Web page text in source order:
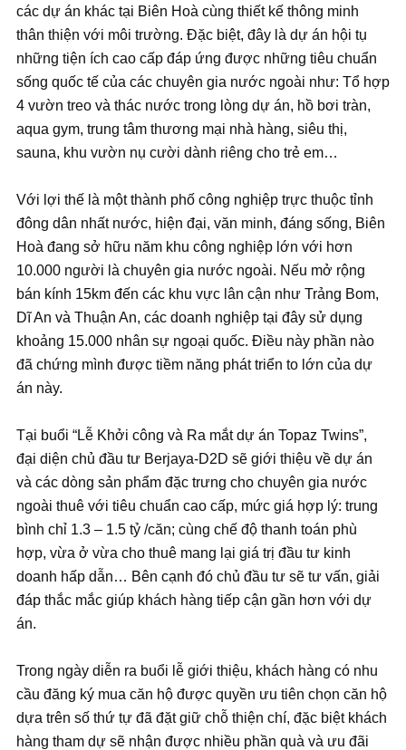
các dự án khác tại Biên Hoà cùng thiết kế thông minh
thân thiện với môi trường. Đặc biệt, đây là dự án hội tụ
những tiện ích cao cấp đáp ứng được những tiêu chuẩn
sống quốc tế của các chuyên gia nước ngoài như: Tổ hợp
4 vườn treo và thác nước trong lòng dự án, hồ bơi tràn,
aqua gym, trung tâm thương mại nhà hàng, siêu thị,
sauna, khu vườn nụ cười dành riêng cho trẻ em…
Với lợi thế là một thành phố công nghiệp trực thuộc tỉnh
đông dân nhất nước, hiện đại, văn minh, đáng sống, Biên
Hoà đang sở hữu năm khu công nghiệp lớn với hơn
10.000 người là chuyên gia nước ngoài. Nếu mở rộng
bán kính 15km đến các khu vực lân cận như Trảng Bom,
Dĩ An và Thuận An, các doanh nghiệp tại đây sử dụng
khoảng 15.000 nhân sự ngoại quốc. Điều này phần nào
đã chứng mình được tiềm năng phát triển to lớn của dự
án này.
Tại buổi “Lễ Khởi công và Ra mắt dự án Topaz Twins”,
đại diện chủ đầu tư Berjaya-D2D sẽ giới thiệu về dự án
và các dòng sản phẩm đặc trưng cho chuyên gia nước
ngoài thuê với tiêu chuẩn cao cấp, mức giá hợp lý: trung
bình chỉ 1.3 – 1.5 tỷ /căn; cùng chế độ thanh toán phù
hợp, vừa ở vừa cho thuê mang lại giá trị đầu tư kinh
doanh hấp dẫn… Bên cạnh đó chủ đầu tư sẽ tư vấn, giải
đáp thắc mắc giúp khách hàng tiếp cận gần hơn với dự
án.
Trong ngày diễn ra buổi lễ giới thiệu, khách hàng có nhu
cầu đăng ký mua căn hộ được quyền ưu tiên chọn căn hộ
dựa trên số thứ tự đã đặt giữ chỗ thiện chí, đặc biệt khách
hàng tham dự sẽ nhận được nhiều phần quà và ưu đãi